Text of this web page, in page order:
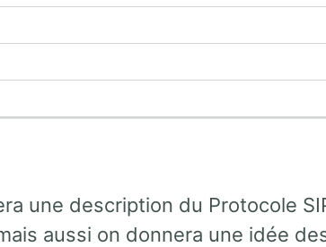
une description du Protocole
aussi on donnera une idée